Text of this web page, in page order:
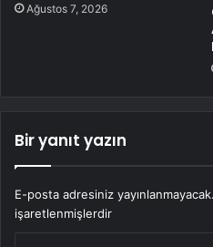
Ağustos 7, 2026
Bir yanıt yazın
E-posta adresiniz yayınlanmayacak.
işaretlenmişlerdir